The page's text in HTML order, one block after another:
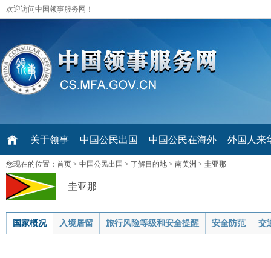
欢迎访问中国领事服务网！
关于领事 中国公民出国 中国公民在海外 外国人来
您现在的位置： 首页 > 中国公民出国 > 了解目的地 > 南美洲 > 圭亚那
圭亚那
国家概况 入境居留 旅行风险等级和安全提醒 安全防范 交